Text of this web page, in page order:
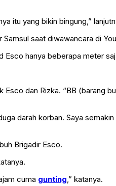
itu yang bikin bingung,”
saat diwawancara di
Esco hanya beberapa meter
Esco dan Rizka. “BB (barang
darah korban. Saya
Brigadir Esco.
cuma gunting,” katanya.